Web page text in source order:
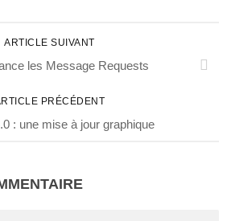
ARTICLE SUIVANT
les Message Requests
PRÉCÉDENT
: une mise à jour graphique